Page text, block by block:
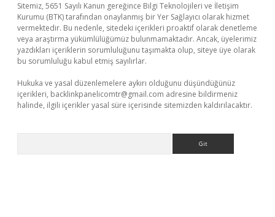
Sitemiz, 5651 Sayılı Kanun gereğince Bilgi Teknolojileri ve İletişim
Kurumu (BTK) tarafından onaylanmış bir Yer Sağlayıcı olarak hizmet
vermektedir. Bu nedenle, sitedeki içerikleri proaktif olarak denetleme
veya araştırma yükümlülüğümüz bulunmamaktadır. Ancak, üyelerimiz
yazdıkları içeriklerin sorumluluğunu taşımakta olup, siteye üye olarak
bu sorumluluğu kabul etmiş sayılırlar.
Hukuka ve yasal düzenlemelere aykırı olduğunu düşündüğünüz
içerikleri, backlinkpanelicomtr@gmail.com adresine bildirmeniz
halinde, ilgili içerikler yasal süre içerisinde sitemizden kaldırılacaktır.